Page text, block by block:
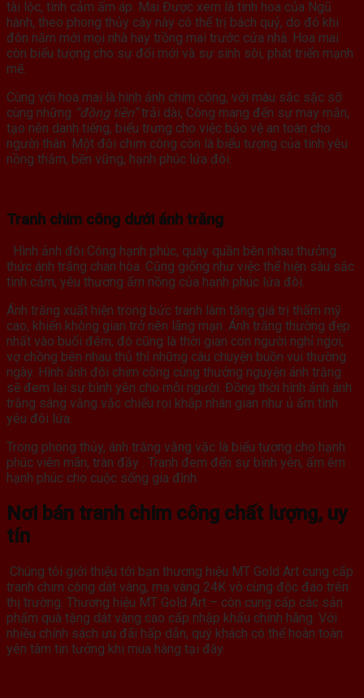
tài lộc, tình cảm ấm áp. Mai Được xem là tinh hoa của Ngũ
hành, theo phong thủy cây này có thể trị bách quỷ, do đó khi
đón năm mới mọi nhà hay trồng mai trước cửa nhà. Hoa mai
còn biểu tượng cho sự đổi mới và sự sinh sôi, phát triển mạnh
mẽ.
Cùng với hoa mai là hình ảnh chim công, với màu sắc sặc sỡ
cùng những “đồng tiền”trải dài, Công mang đến sự may mắn,
tạo nên danh tiếng, biểu trưng cho việc bảo vệ an toàn cho
người thân. Một đôi chim công còn là biểu tượng của tình yêu
nồng thắm, bền vững, hạnh phúc lứa đôi.
Tranh chim công dưới ánh trăng
Hình ảnh đôi Công hạnh phúc, quây quần bên nhau thưởng
thức ánh trăng chan hòa. Cũng giống như việc thể hiện sâu sắc
tình cảm, yêu thương ấm nồng của hạnh phúc lứa đôi.
Ánh trăng xuất hiện trong bức tranh làm tăng giá trị thẩm mỹ
cao, khiến không gian trở nên lãng mạn. Ánh trăng thường đẹp
nhất vào buổi đêm, đó cũng là thời gian con người nghỉ ngơi,
vợ chồng bên nhau thủ thỉ những câu chuyện buồn vui thường
ngày. Hình ảnh đôi chim công cùng thưởng nguyện ánh trăng
sẽ đem lại sự bình yên cho mỗi người. Đồng thời hình ảnh ánh
trăng sáng vằng vặc chiếu rọi khắp nhân gian như ủ ấm tình
yêu đôi lứa.
Trong phong thủy, ánh trăng vằng vặc là biểu tượng cho hạnh
phúc viên mãn, tràn đầy . Tranh đem đến sự bình yên, ấm êm
hạnh phúc cho cuộc sống gia đình.
Nơi bán tranh chim công chất lượng, uy
tín
Chúng tôi giới thiệu tới bạn thương hiệu MT Gold Art cung cấp
tranh chim công dát vàng, mạ vàng 24K vô cùng độc đáo trên
thị trường. Thương hiệu MT Gold Art – còn cung cấp các sản
phẩm quà tặng dát vàng cao cấp nhập khẩu chính hãng. Với
nhiều chính sách ưu đãi hấp dẫn, quý khách có thể hoàn toàn
yên tâm tin tưởng khi mua hàng tại đây.